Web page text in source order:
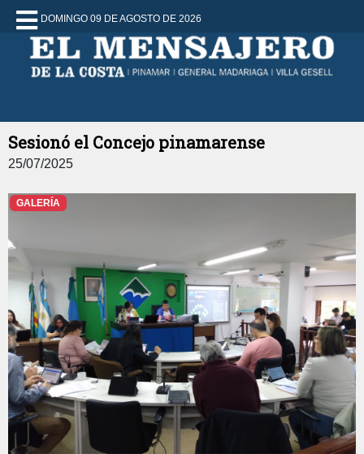
DOMINGO 09 DE AGOSTO DE 2026
Sesionó el Concejo pinamarense
25/07/2025
GALERÍA